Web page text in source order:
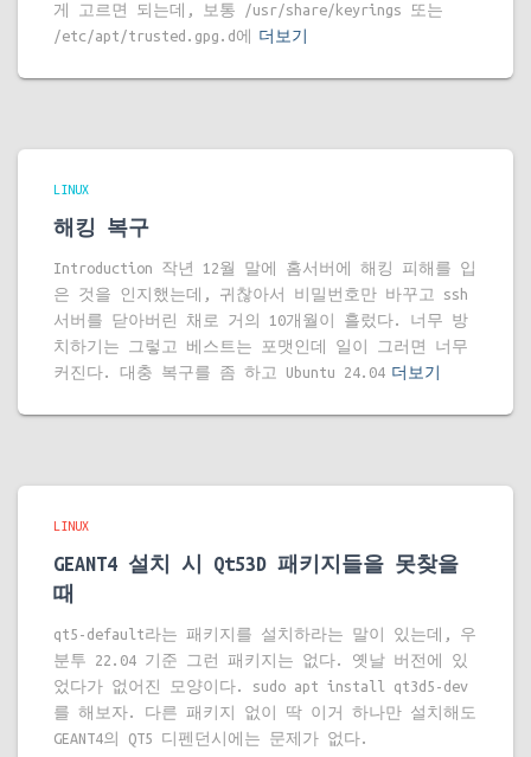
게 고르면 되는데, 보통 /usr/share/keyrings 또는
/etc/apt/trusted.gpg.d에
더보기
LINUX
해킹 복구
Introduction 작년 12월 말에 홈서버에 해킹 피해를 입
은 것을 인지했는데, 귀찮아서 비밀번호만 바꾸고 ssh
서버를 닫아버린 채로 거의 10개월이 흘렀다. 너무 방
치하기는 그렇고 베스트는 포맷인데 일이 그러면 너무
커진다. 대충 복구를 좀 하고 Ubuntu 24.04 더보기
LINUX
GEANT4 설치 시 Qt53D 패키지들을 못찾을
때
qt5-default라는 패키지를 설치하라는 말이 있는데, 우
분투 22.04 기준 그런 패키지는 없다. 옛날 버전에 있
었다가 없어진 모양이다. sudo apt install qt3d5-dev
를 해보자. 다른 패키지 없이 딱 이거 하나만 설치해도
GEANT4의 QT5 디펜던시에는 문제가 없다.